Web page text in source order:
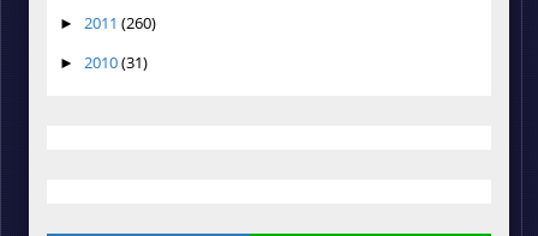
► 2011 (260)
► 2010(31)